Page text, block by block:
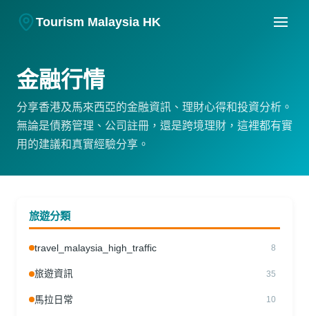
Tourism Malaysia HK
金融行情
分享香港及馬來西亞的金融資訊、理財心得和投資分析。
無論是債務管理、公司註冊，還是跨境理財，這裡都有實
用的建議和真實經驗分享。
旅遊分類
travel_malaysia_high_traffic 8
旅遊資訊 35
馬拉日常 10